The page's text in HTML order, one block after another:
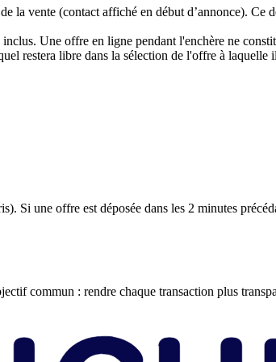
la vente (contact affiché en début d’annonce). Ce
Une offre en ligne pendant l'enchère ne
restera libre dans la sélection de l'offre à laquelle
Si une offre est déposée dans les 2 minutes
commun : rendre chaque transaction plus